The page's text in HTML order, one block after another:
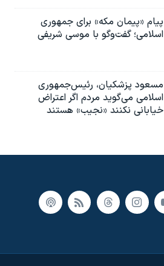
پیام «پیمان مکه» برای جمهوری
اسلامی؛ گفت‌وگو با موسی شریفی
مسعود پزشکیان، رئيس‌جمهوری
اسلامی می‌گوید مردم اگر اعتراض
خیابانی نکنند «نجیب» هستند